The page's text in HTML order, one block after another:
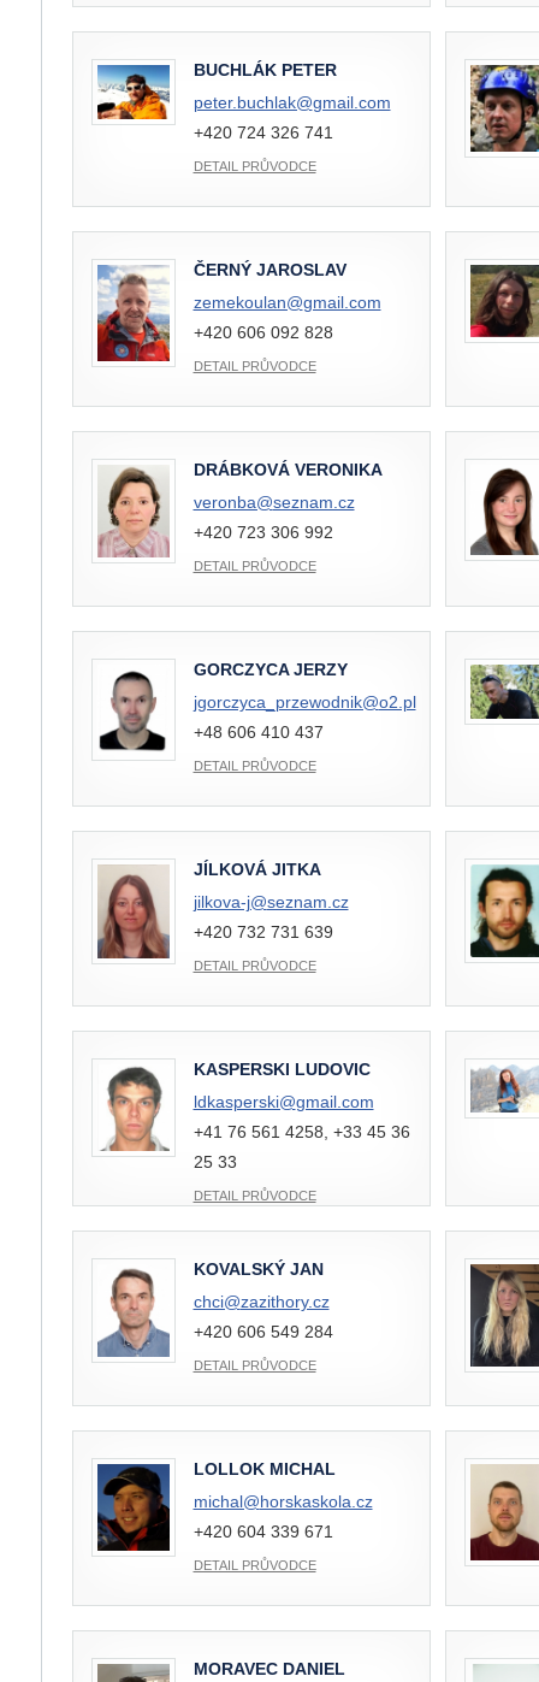
BUCHLÁK PETER
peter.buchlak@gmail.com
+420 724 326 741
DETAIL PRŮVODCE
ČERNÝ JAROSLAV
zemekoulan@gmail.com
+420 606 092 828
DETAIL PRŮVODCE
DRÁBKOVÁ VERONIKA
veronba@seznam.cz
+420 723 306 992
DETAIL PRŮVODCE
GORCZYCA JERZY
jgorczyca_przewodnik@o2.pl
+48 606 410 437
DETAIL PRŮVODCE
JÍLKOVÁ JITKA
jilkova-j@seznam.cz
+420 732 731 639
DETAIL PRŮVODCE
KASPERSKI LUDOVIC
ldkasperski@gmail.com
+41 76 561 4258, +33 45 36
25 33
DETAIL PRŮVODCE
KOVALSKÝ JAN
chci@zazithory.cz
+420 606 549 284
DETAIL PRŮVODCE
LOLLOK MICHAL
michal@horskaskola.cz
+420 604 339 671
DETAIL PRŮVODCE
MORAVEC DANIEL